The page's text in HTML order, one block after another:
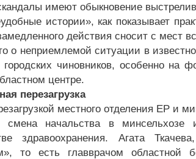
имеют обыкновение
истории», как показывает
действия сносит с мест
о неприемлемой ситуации в
городских чиновников, особенно
центре.
перезагрузка
местного отделения ЕР и
смена начальства в
здравоохранения. Агата
то есть главврачом